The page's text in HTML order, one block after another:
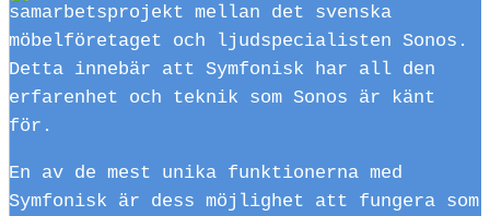
samarbetsprojekt mellan det svenska
möbelföretaget och ljudspecialisten Sonos.
Detta innebär att Symfonisk har all den
erfarenhet och teknik som Sonos är känt
för.
En av de mest unika funktionerna med
Symfonisk är dess möjlighet att fungera som